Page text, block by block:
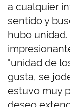
a cualquier
sentido y
hubo
"unidad de
gusta, se
estuvo muy